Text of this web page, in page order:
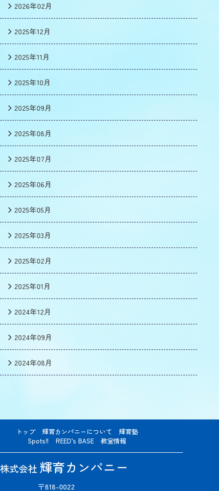
2026年02月
2025年12月
2025年11月
2025年10月
2025年09月
2025年08月
2025年07月
2025年06月
2025年05月
2025年03月
2025年02月
2025年01月
2024年12月
2024年09月
2024年08月
株式会社 輝育カンパニー
〒818-0022
トップ 輝育カンパニーについて
輝育塾
Spots‼
REED’s BASE 教室情報